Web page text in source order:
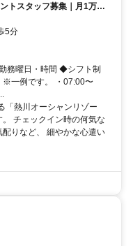
トスタッフ募集｜月1万
5分
務曜日・時間 ◆シフト制
※一例です。 ・07:00〜
「熱川オーシャンリゾー
チェックイン時の何気な
りなど、 細やかな心遣い